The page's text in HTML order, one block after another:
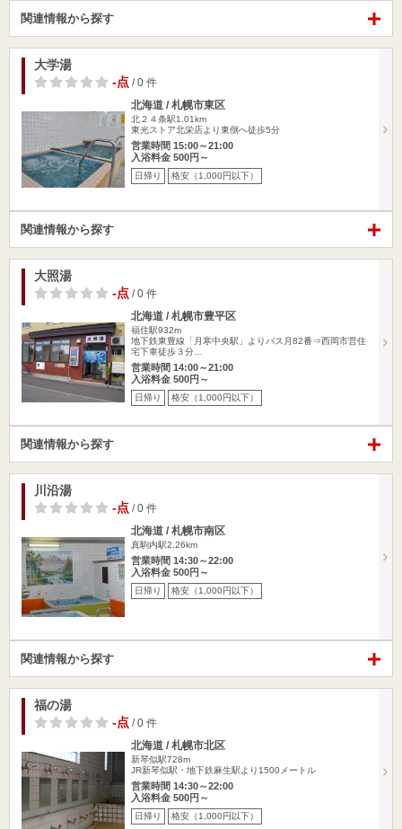
関連情報から探す
大学湯
-点 / 0 件
北海道 / 札幌市東区
北２４条駅1.01km
東光ストア北栄店より東側へ徒歩5分
営業時間 15:00～21:00
入浴料金 500円～
日帰り 格安（1,000円以下）
関連情報から探す
大照湯
-点 / 0 件
北海道 / 札幌市豊平区
福住駅932m
地下鉄東豊線「月寒中央駅」よりバス月82番⇒西岡市営住
宅下車徒歩３分…
営業時間 14:00～21:00
入浴料金 500円～
日帰り 格安（1,000円以下）
関連情報から探す
川沿湯
-点 / 0 件
北海道 / 札幌市南区
真駒内駅2.26km
営業時間 14:30～22:00
入浴料金 500円～
日帰り 格安（1,000円以下）
関連情報から探す
福の湯
-点 / 0 件
北海道 / 札幌市北区
新琴似駅728m
JR新琴似駅・地下鉄麻生駅より1500メートル
営業時間 14:30～22:00
入浴料金 500円～
日帰り 格安（1,000円以下）